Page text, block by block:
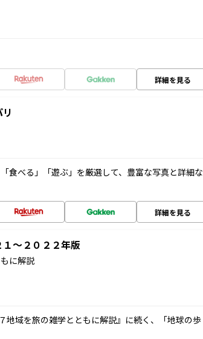
詳細を見る
食べる」「遊ぶ」を厳選して、豊富な写真と詳細な
詳細を見る
～２０２２年版
に解説
地域を旅の雑学とともに解説』に続く、「地球の歩